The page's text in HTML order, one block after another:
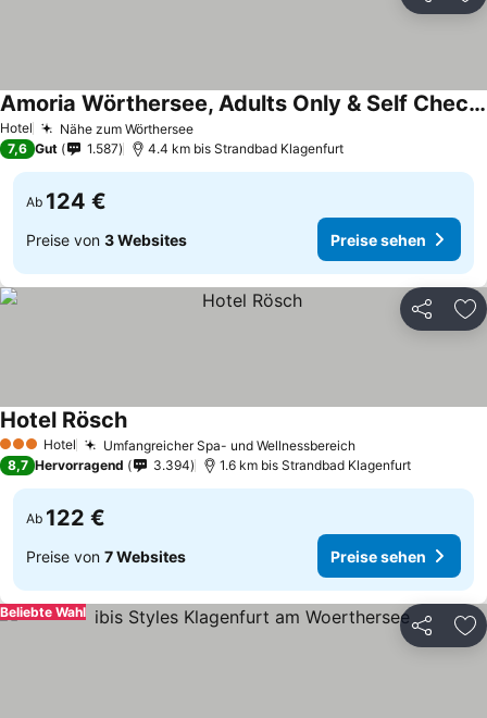
Hotel Nähe zum Wörthersee
Amoria Wörthersee, Adults Only & Self Check-in
7,6 Gut 1.587 4.4 km bis Strandbad Klagenfurt
Ab 124 €
Preise von 3 Websites Preise sehen
Teilen
3 SterneHotel Umfangreicher Spa- und Wellnessbereich
Hotel Rösch
8,7 Hervorragend 3.394 1.6 km bis Strandbad Klagenfurt
Ab 122 €
Preise von 7 Websites Preise sehen
Teilen
Beliebte Wahl